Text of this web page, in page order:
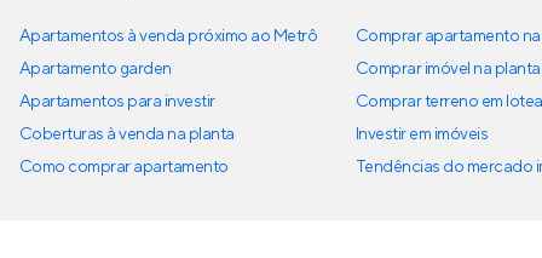
Apartamentos à venda próximo ao Metrô
Apartamento garden
Apartamentos para investir
Coberturas à venda na planta
Como comprar apartamento
Comprar apartamento
Comprar imóvel na planta
Comprar terreno em
Investir em imóveis
Tendências do mercado